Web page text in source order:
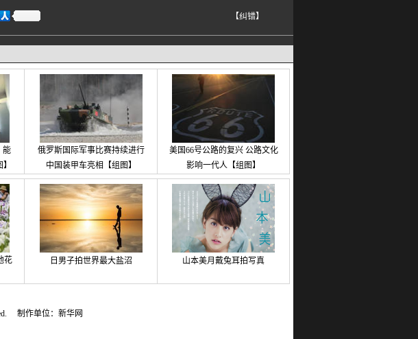
【纠错】
能
俄罗斯国际军事比赛持续进行
中国装甲车亮相【组图】
美国66号公路的复兴 公路文化
影响一代人【组图】
花
日男子拍世界最大盐沼 山本美月戴兔耳拍写真
制作单位：新华网